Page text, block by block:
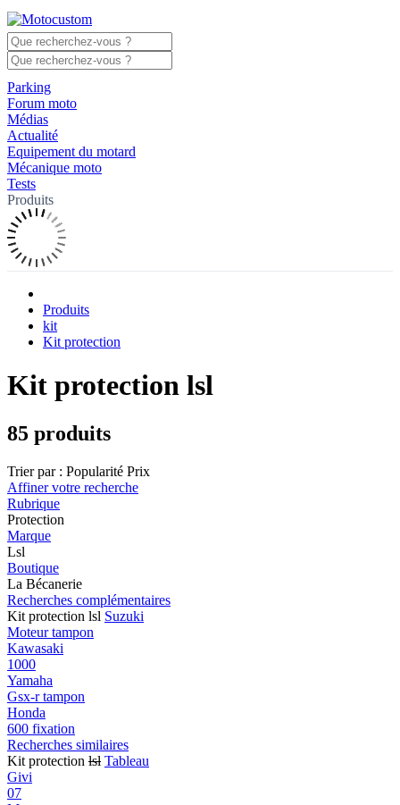
Parking
Forum moto
Médias
Actualité
Equipement du motard
Mécanique moto
Tests
Produits
Produits
kit
Kit protection
Kit protection lsl
85 produits
Trier par : Popularité Prix
Affiner votre recherche
Rubrique
Protection
Marque
Lsl
Boutique
La Bécanerie
Recherches complémentaires
Kit protection lsl Suzuki
Moteur tampon
Kawasaki
1000
Yamaha
Gsx-r tampon
Honda
600 fixation
Recherches similaires
Kit protection lsl Tableau
Givi
07